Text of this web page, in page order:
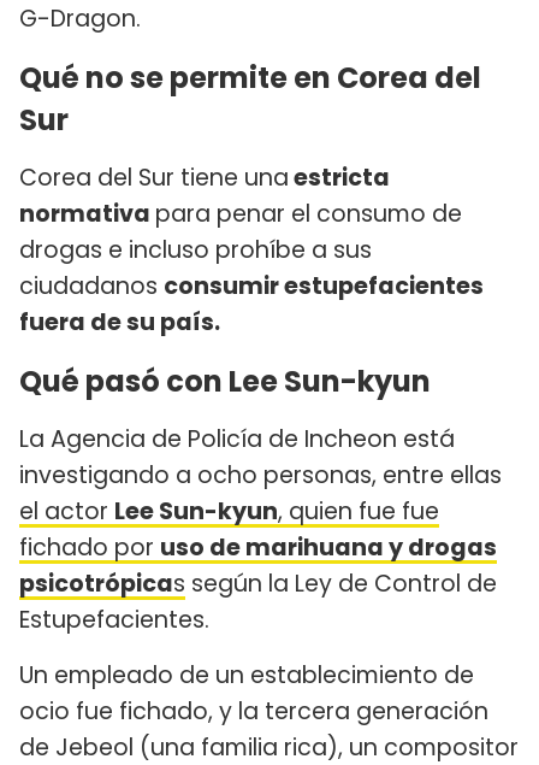
G-Dragon.
Qué no se permite en Corea del
Sur
Corea del Sur tiene unaestricta
normativa para penar el consumo de
drogas e incluso prohíbe a sus
ciudadanos consumir estupefacientes
fuera de su país.
Qué pasó con Lee Sun-kyun
La Agencia de Policía de Incheon está
investigando a ocho personas, entre ellas
el actor Lee Sun-kyun, quien fue fue
fichado por uso de marihuana y drogas
psicotrópicas según la Ley de Control de
Estupefacientes.
Un empleado de un establecimiento de
ocio fue fichado, y la tercera generación
de Jebeol (una familia rica), un compositor